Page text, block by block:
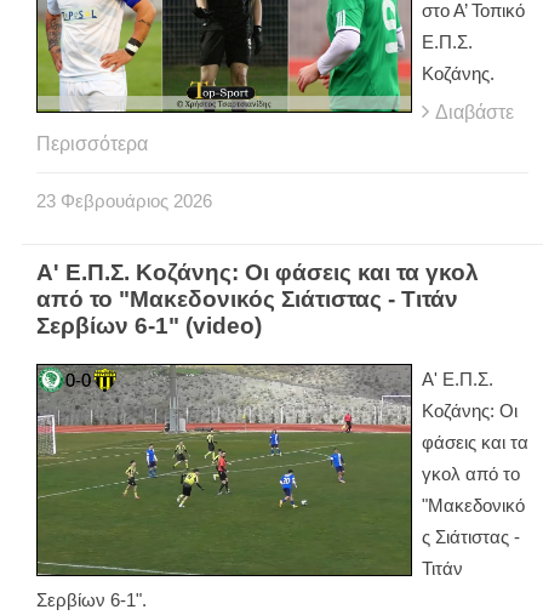
στο Α’ Τοπικό
Ε.Π.Σ.
Κοζάνης.
Διαβάστε
Περισσότερα
23 Φεβρουάριος 2026
Α' Ε.Π.Σ. Κοζάνης: Οι φάσεις και τα γκολ
από το "Μακεδονικός Σιάτιστας - Τιτάν
Σερβίων 6-1" (video)
Α' Ε.Π.Σ.
Κοζάνης: Οι
φάσεις και τα
γκολ από το
"Μακεδονικό
ς Σιάτιστας -
Τιτάν
Σερβίων 6-1".